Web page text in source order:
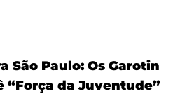
São Paulo: Os Garotin
“Força da Juventude”